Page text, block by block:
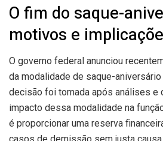
O fim do saque-
motivos e
O governo federal anunciou
da modalidade de saque-aniversário
decisão foi tomada após análises e
impacto dessa modalidade na
é proporcionar uma reserva